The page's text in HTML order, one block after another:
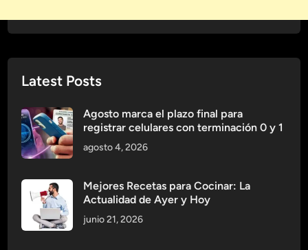
Latest Posts
Agosto marca el plazo final para
registrar celulares con terminación 0 y 1
agosto 4, 2026
Mejores Recetas para Cocinar: La
Actualidad de Ayer y Hoy
junio 21, 2026